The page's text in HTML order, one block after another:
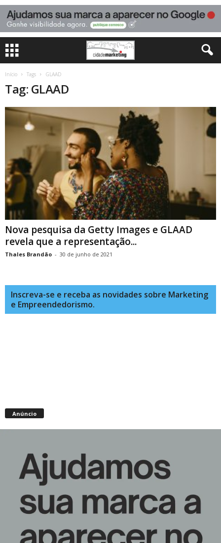
Início Tags GLAAD
Tag: GLAAD
Nova pesquisa da Getty Images e GLAAD
revela que a representação...
Thales Brandão - 30 de junho de 2021
Inscreva-se e receba as novidades sobre Marketing
e Empreendedorismo.
Anúncio